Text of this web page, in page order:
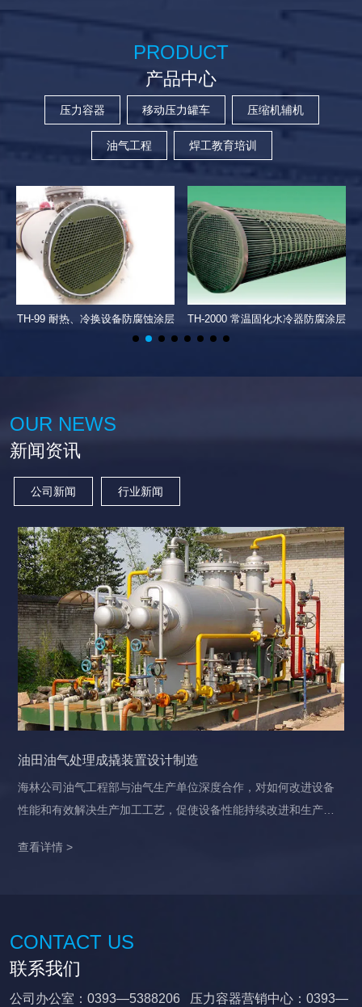
PRODUCT
产品中心
压力容器 移动压力罐车 压缩机辅机
油气工程 焊工教育培训
TH-99 耐热、冷换设备防腐蚀涂层 TH-2000 常温固化水冷器防腐涂层
OUR NEWS
新闻资讯
公司新闻 行业新闻
油田油气处理成撬装置设计制造
海林公司油气工程部与油气生产单位深度合作，对如何改进设备
性能和有效解决生产加工工艺，促使设备性能持续改进和生产工
研究。
查看详情 >
CONTACT US
联系我们
公司办公室：0393—5388206 压力容器营销中心：0393—